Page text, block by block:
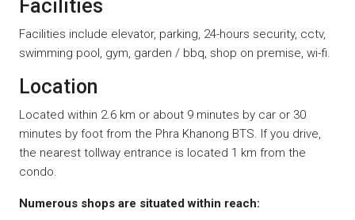
Facilities
Facilities include elevator, parking, 24-hours security, cctv,
swimming pool, gym, garden / bbq, shop on premise, wi-fi.
Location
Located within 2.6 km or about 9 minutes by car or 30
minutes by foot from the Phra Khanong BTS. If you drive,
the nearest tollway entrance is located 1 km from the
condo.
Numerous shops are situated within reach: